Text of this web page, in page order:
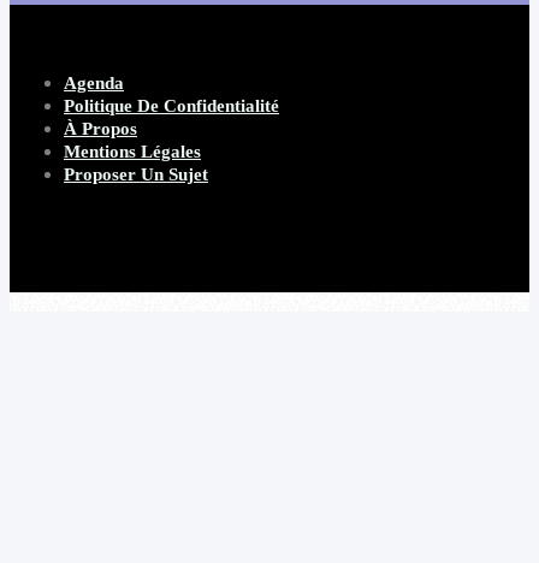
Agenda
Politique De Confidentialité
À Propos
Mentions Légales
Proposer Un Sujet